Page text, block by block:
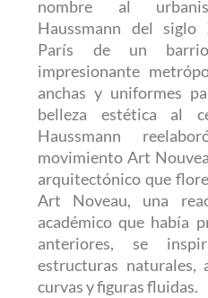
nombre al
Haussmann del
París de un
impresionante
anchas y uniformes
belleza estética al
Haussmann
movimiento Art
arquitectónico que
Art Noveau, una
académico que había
anteriores, se
estructuras naturales,
curvas y figuras fluidas.